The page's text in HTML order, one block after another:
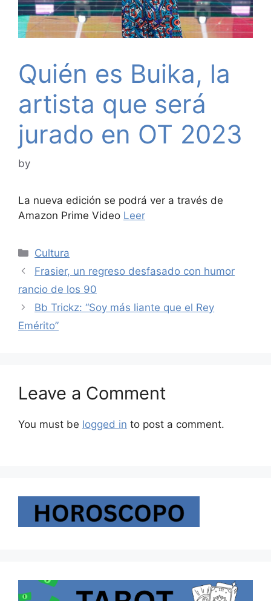
Quién es Buika, la
artista que será
jurado en OT 2023
by
La nueva edición se podrá ver a través de
Amazon Prime Video Leer
Categories
Cultura
Frasier, un regreso desfasado con humor
rancio de los 90
Bb Trickz: “Soy más liante que el Rey
Emérito”
Leave a Comment
You must be logged in to post a comment.